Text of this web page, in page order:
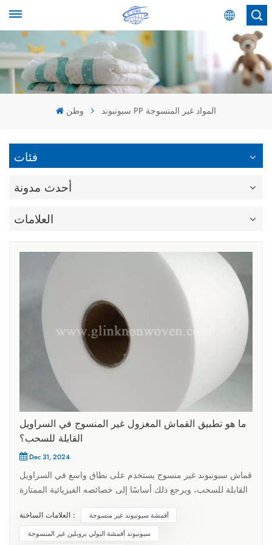
عربي
English
وطن سبونبوند PP المواد غير المنسوجة
فئات
أحدث مدونة
العلامات
ما هو تطبيق القماش المغزول غير المنسوج في السراويل
القابلة للسحب؟
Dec 31, 2024
قماش سبونبوند غير منسوج يستخدم على نطاق واسع في السراويل
القابلة للسحب، ويرجع ذلك أساسًا إلى خصائصه الفيزيائية الممتازة
الأطفال أو سراويل سلس البول للبالغين، وعادةً ما تشتمل على
طبقات متعددة من المواد، وينعكس دور الأقمشة غير المنسوجة فيها
العلامات الساخنة :
أقمشة سبونبوند غير منسوجة
سبونبوند أقمشة البولي بروبلين غير المنسوجة